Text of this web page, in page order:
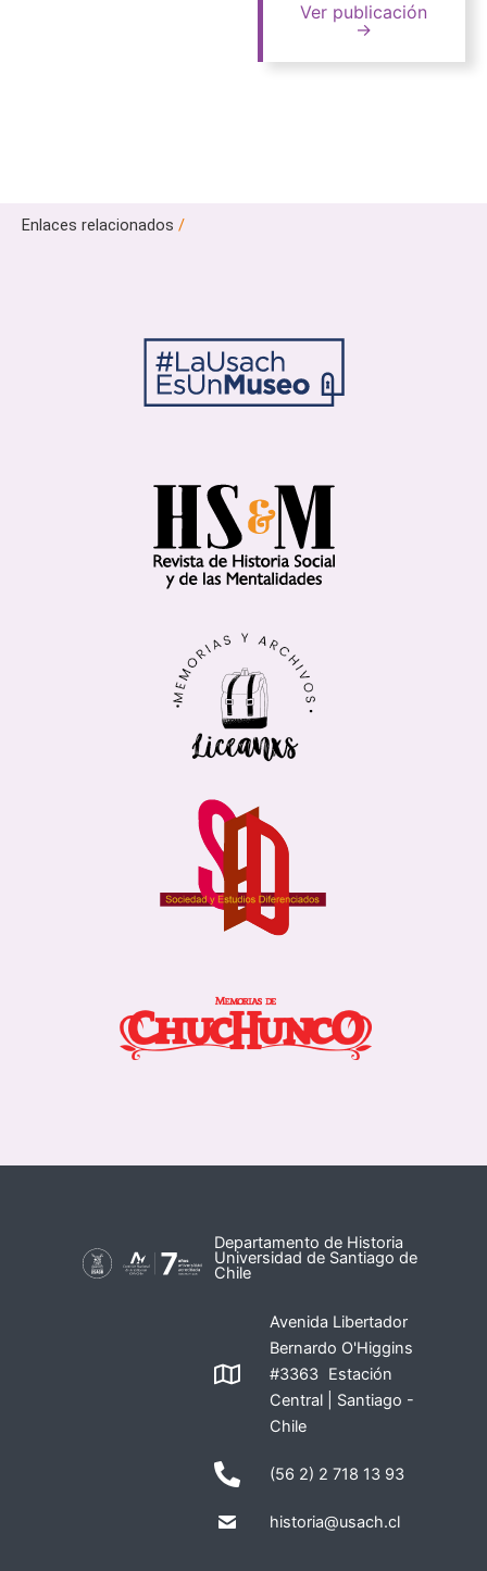
Ver publicación
→
Enlaces relacionados /
Departamento de Historia
Universidad de Santiago de
Chile
Avenida Libertador
Bernardo O'Higgins
#3363 Estación
Central | Santiago -
Chile
(56 2) 2 718 13 93
historia@usach.cl